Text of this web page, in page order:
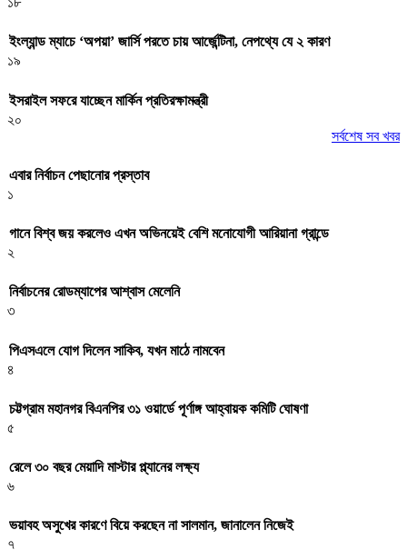
ইংল্যান্ড ম্যাচে ‘অপয়া’ জার্সি পরতে চায় আর্জেন্টিনা, নেপথ্যে যে ২ কারণ
১৯
ইসরাইল সফরে যাচ্ছেন মার্কিন প্রতিরক্ষামন্ত্রী
২০
সর্বশেষ সব খবর
এবার নির্বাচন পেছানোর প্রস্তাব
১
গানে বিশ্ব জয় করলেও এখন অভিনয়েই বেশি মনোযোগী আরিয়ানা গ্রান্ডে
২
নির্বাচনের রোডম্যাপের আশ্বাস মেলেনি
৩
পিএসএলে যোগ দিলেন সাকিব, যখন মাঠে নামবেন
৪
চট্টগ্রাম মহানগর বিএনপির ৩১ ওয়ার্ডে পূর্ণাঙ্গ আহ্বায়ক কমিটি ঘোষণা
৫
রেলে ৩০ বছর মেয়াদি মাস্টার প্ল্যানের লক্ষ্য
৬
ভয়াবহ অসুখের কারণে বিয়ে করছেন না সালমান, জানালেন নিজেই
৭